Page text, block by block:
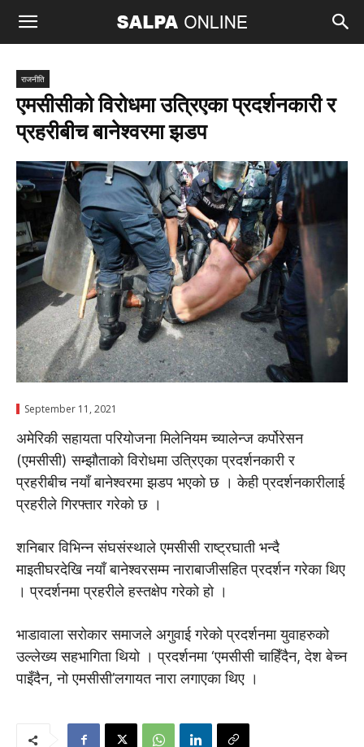
राजनीति
एमसीसीको विरोधमा उत्रिएका प्रदर्शनकारी र
प्रहरीबीच बानेश्वरमा झडप
September 11, 2021
अमेरिकी सहायता परियोजना मिलेनियम च्यालेन्ज कर्पोरेसन
(एमसीसी) सम्झौताको विरोधमा उत्रिएका प्रदर्शनकारी र
प्रहरीबीच नयाँ बानेश्वरमा झडप भएको छ । केही प्रदर्शनकारीलाई
प्रहरीले गिरफ्तार गरेको छ ।
शनिबार विभिन्न संघसंस्थाले एमसीसी राष्ट्रघाती भन्दै
माइतीघरदेखि नयाँ बानेश्वरसम्म नाराबाजीसहित प्रदर्शन गरेका थिए
। प्रदर्शनमा प्रहरीले हस्तक्षेप गरेको हो ।
भाडावाला सरोकार समाजले अगुवाई गरेको प्रदर्शनमा युवाहरुको
उल्लेख्य सहभागिता थियो । प्रदर्शनमा ‘एमसीसी चाहिँदैन, देश बेच्न
पाइँदैन, नो एमसीसी’लगायत नारा लगाएका थिए ।